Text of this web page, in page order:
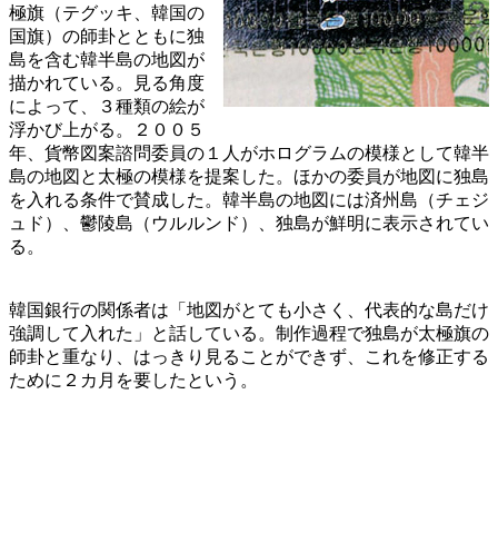
極旗（テグッキ、韓国の
国旗）の師卦とともに独
島を含む韓半島の地図が
描かれている。見る角度
によって、３種類の絵が
浮かび上がる。２００５
年、貨幣図案諮問委員の１人がホログラムの模様として韓半
島の地図と太極の模様を提案した。ほかの委員が地図に独島
を入れる条件で賛成した。韓半島の地図には済州島（チェジ
ュド）、鬱陵島（ウルルンド）、独島が鮮明に表示されてい
る。
韓国銀行の関係者は「地図がとても小さく、代表的な島だけ
強調して入れた」と話している。制作過程で独島が太極旗の
師卦と重なり、はっきり見ることができず、これを修正する
ために２カ月を要したという。